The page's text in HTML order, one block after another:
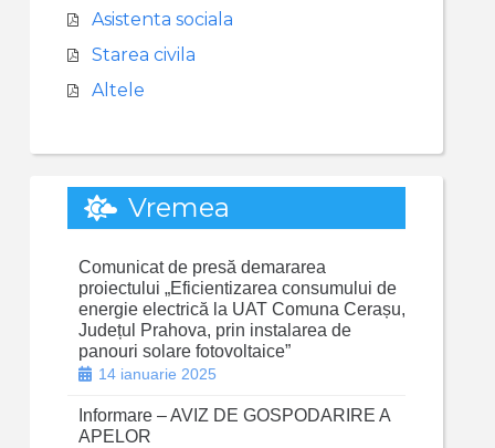
Asistenta sociala
Starea civila
Altele
Vremea
Comunicat de presă demararea
proiectului „Eficientizarea consumului de
energie electrică la UAT Comuna Cerașu,
Județul Prahova, prin instalarea de
panouri solare fotovoltaice”
14 ianuarie 2025
Informare – AVIZ DE GOSPODARIRE A
APELOR